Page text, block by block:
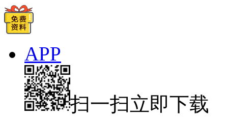
APP
扫一扫立即下载